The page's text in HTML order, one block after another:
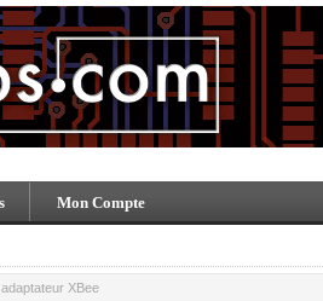
Mon Compte
XBee